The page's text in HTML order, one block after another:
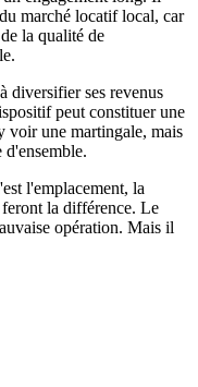
marché locatif local, car
la qualité de
diversifier ses revenus
peut constituer une
voir une martingale, mais
d'ensemble.
l'emplacement, la
la différence. Le
opération. Mais il